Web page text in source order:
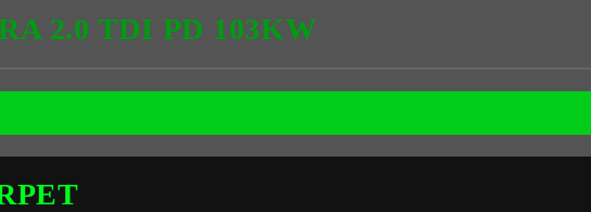
2.0 TDI PD 103KW